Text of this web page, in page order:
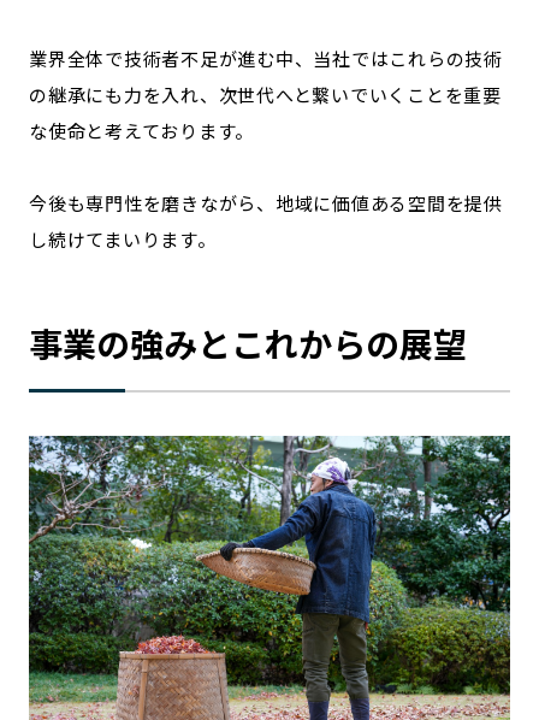
業界全体で技術者不足が進む中、当社ではこれらの技術
の継承にも力を入れ、次世代へと繋いでいくことを重要
な使命と考えております。
今後も専門性を磨きながら、地域に価値ある空間を提供
し続けてまいります。
事業の強みとこれからの展望